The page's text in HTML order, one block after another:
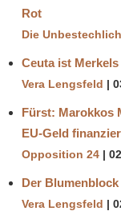
Rot
Die
Ceuta ist
Vera Lengsfeld
Fürst: Marokkos
EU-Geld
Opposition 24
Der
Vera Lengsfeld